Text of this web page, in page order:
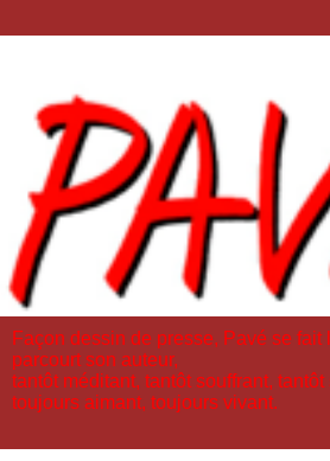
Façon dessin de presse, Pavé se fait
parcourt son auteur,
tantôt méditant, tantôt souffrant, tantôt
toujours aimant, toujours vivant.